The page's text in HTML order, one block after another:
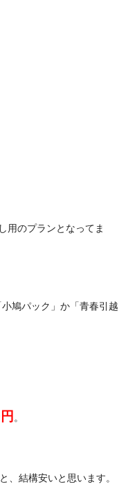
用のプランとなってま
鳩パック」か「青春引越
。
、結構安いと思います。